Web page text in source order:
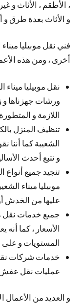
، الأطقم ، الأثاث و
و الأثاث بعدة طرق و
فني نقل موبيليا
أخرى ، ومن هذه
نقل موبيليا
ورشات جهزناها و
اللازمة و
تنظيف المنزل
الشعيبة كما أننا
و نتبع أحدث
تنجيد جميع أنواع
موبيليا ميناء
عليها من الخدش
جميع خدمات نقل
الأسعار ، كما أنه
المستويات و على
خدمات شركات
عمليات نقل عفش
و العديد من الأعمال